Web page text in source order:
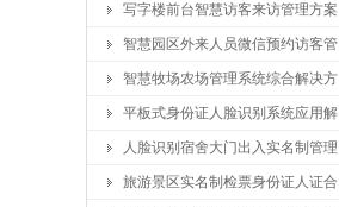
写字楼前台智慧访客来访管理方案
智慧园区外来人员微信预约访客管
智慧牧场农场管理系统综合解决方
平板式身份证人脸识别系统应用解
人脸识别宿舍大门出入实名制管理
旅游景区实名制检票身份证人证合